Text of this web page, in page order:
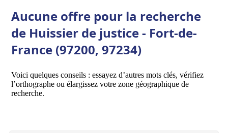
Aucune offre pour la recherche
de Huissier de justice - Fort-de-
France (97200, 97234)
Voici quelques conseils : essayez d’autres mots clés, vérifiez
l’orthographe ou élargissez votre zone géographique de
recherche.